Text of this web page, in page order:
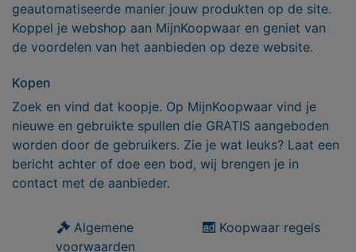
geautomatiseerde manier jouw produkten op de site.
Koppel je webshop aan MijnKoopwaar en geniet van
de voordelen van het aanbieden op deze website.
Kopen
Zoek en vind dat koopje. Op MijnKoopwaar vind je
nieuwe en gebruikte spullen die GRATIS aangeboden
worden door de gebruikers. Zie je wat leuks? Laat een
bericht achter of doe een bod, wij brengen je in
contact met de aanbieder.
Algemene
voorwaarden
Koopwaar regels